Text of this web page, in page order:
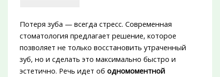
Потеря зуба — всегда стресс. Современная
стоматология предлагает решение, которое
позволяет не только восстановить утраченный
зуб, но и сделать это максимально быстро и
эстетично. Речь идет об одномоментной